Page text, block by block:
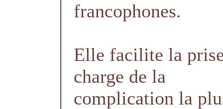
francophones.
Elle facilite la
charge de la
complication la